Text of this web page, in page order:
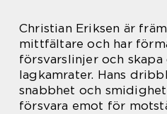
Christian Eriksen är
mittfältare och har
försvarslinjer och skapa
lagkamrater. Hans
snabbhet och
försvara emot för